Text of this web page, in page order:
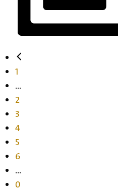
1
...
2
3
4
5
6
...
0